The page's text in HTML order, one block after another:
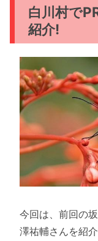
白川村で
紹介!
今回は、前回の
澤祐輔さんを紹